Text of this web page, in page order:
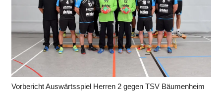
Vorbericht Auswärtsspiel Herren 2 gegen TSV Bäumenheim